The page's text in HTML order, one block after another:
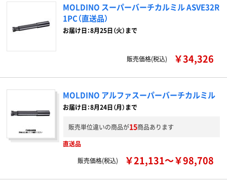
MOLDINO スーパーバーチカルミル ASVE32R
1PC（直送品）
お届け日：8月25日（火）まで
販売価格(税込) ￥34,326
MOLDINO アルファスーパーバーチカルミル
お届け日：8月24日（月）まで
販売単位違いの商品が15商品あります
直送品
販売価格(税込)
￥21,131～￥98,708